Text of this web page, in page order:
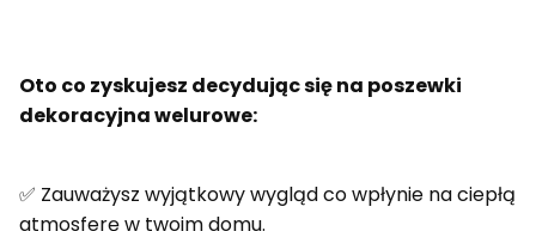
Oto co zyskujesz decydując się na poszewki
dekoracyjna welurowe:
✅ Zauważysz wyjątkowy wygląd co wpłynie na ciepłą
atmosferę w twoim domu.